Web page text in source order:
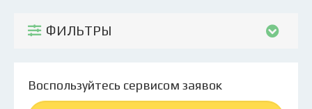
Рег. операторы
ФИЛЬТРЫ
Воспользуйтесь сервисом заявок